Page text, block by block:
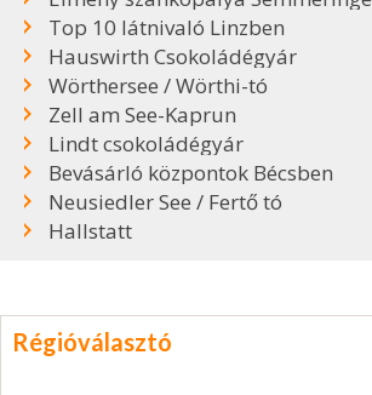
Top 10 látnivaló Linzben
Hauswirth Csokoládégyár
Wörthersee / Wörthi-tó
Zell am See-Kaprun
Lindt csokoládégyár
Bevásárló központok Bécsben
Neusiedler See / Fertő tó
Hallstatt
Régióválasztó